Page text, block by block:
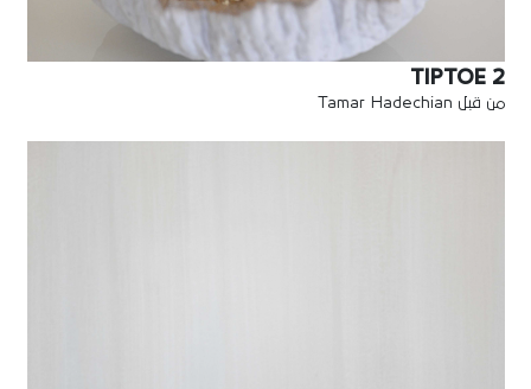
TIPTOE 2
من قبل Tamar Hadechian